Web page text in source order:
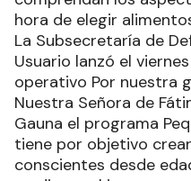
hora de elegir
La Subsecretaría de
Usuario lanzó el
operativo Por nuestra
Nuestra Señora de
Gauna el programa
tiene por objetivo
conscientes desde